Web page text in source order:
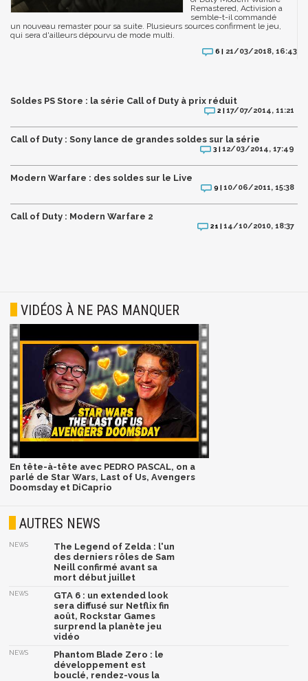
Remastered, Activision a
semble-t-il commandé
un nouveau remaster pour sa suite. Plusieurs sources confirment le jeu,
qui sera d'ailleurs dépourvu de mode multi.
6 | 21/03/2018, 16:43
Soldes PS Store : la série Call of Duty à prix réduit
2 |17/07/2014, 11:21
Call of Duty : Sony lance de grandes soldes sur la série
3 |12/03/2014, 17:49
Modern Warfare : des soldes sur le Live
9 |10/06/2011, 15:38
Call of Duty : Modern Warfare 2
21 |14/10/2010, 18:37
VIDÉOS À NE PAS MANQUER
En tête-à-tête avec PEDRO PASCAL, on a
parlé de Star Wars, Last of Us, Avengers
Doomsday et DiCaprio
AUTRES NEWS
NEWS
The Legend of Zelda : l'un
des derniers rôles de Sam
Neill confirmé avant sa
mort début juillet
NEWS
GTA 6 : un extended look
sera diffusé sur Netflix fin
août, Rockstar Games
surprend la planète jeu
vidéo
NEWS
Phantom Blade Zero : le
développement est
bouclé, rendez-vous la